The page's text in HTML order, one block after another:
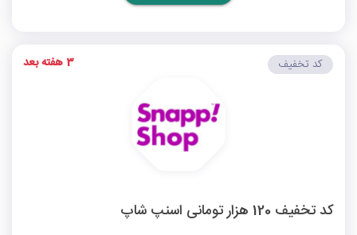
کد تخفیف 120 هزار تومانی اسنپ شاپ
کد تخفیف 3 هفته بعد